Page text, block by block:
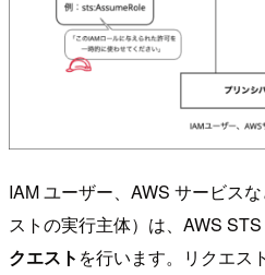
IAM ユーザー、AWS サービス
ストの実行主体）は、AWS
クエスト を行います。リクエス